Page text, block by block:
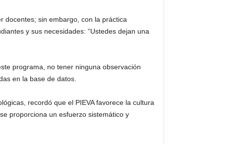
docentes; sin embargo, con la práctica
y sus necesidades: “Ustedes dejan una
programa, no tener ninguna observación
en la base de datos.
recordó que el PIEVA favorece la cultura
proporciona un esfuerzo sistemático y